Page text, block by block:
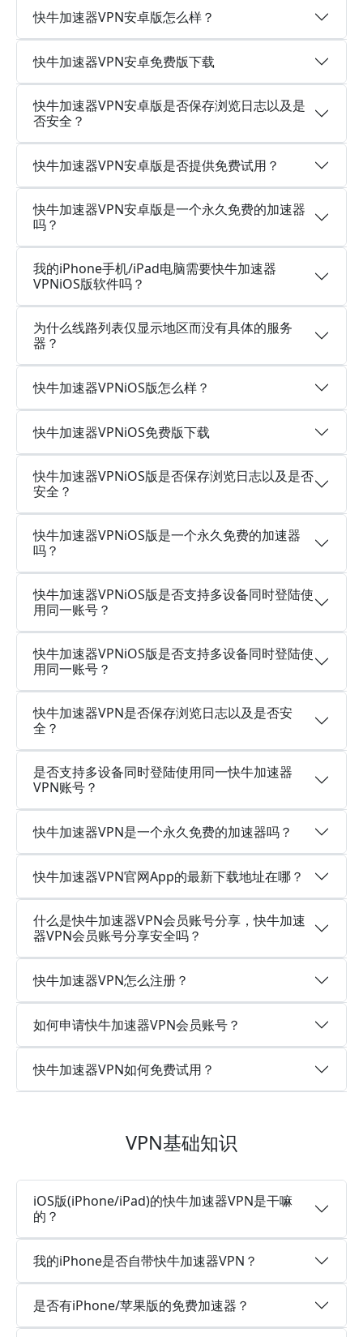
快牛加速器VPN安卓版怎么样？
快牛加速器VPN安卓免费版下载
快牛加速器VPN安卓版是否保存浏览日志以及是
否安全？
快牛加速器VPN安卓版是否提供免费试用？
快牛加速器VPN安卓版是一个永久免费的加速器
吗？
我的iPhone手机/iPad电脑需要快牛加速器
VPNiOS版软件吗？
为什么线路列表仅显示地区而没有具体的服务
器？
快牛加速器VPNiOS版怎么样？
快牛加速器VPNiOS免费版下载
快牛加速器VPNiOS版是否保存浏览日志以及是否
安全？
快牛加速器VPNiOS版是一个永久免费的加速器
吗？
快牛加速器VPNiOS版是否支持多设备同时登陆使
用同一账号？
快牛加速器VPNiOS版是否支持多设备同时登陆使
用同一账号？
快牛加速器VPN是否保存浏览日志以及是否安
全？
是否支持多设备同时登陆使用同一快牛加速器
VPN账号？
快牛加速器VPN是一个永久免费的加速器吗？
快牛加速器VPN官网App的最新下载地址在哪？
什么是快牛加速器VPN会员账号分享，快牛加速
器VPN会员账号分享安全吗？
快牛加速器VPN怎么注册？
如何申请快牛加速器VPN会员账号？
快牛加速器VPN如何免费试用？
VPN基础知识
iOS版(iPhone/iPad)的快牛加速器VPN是干嘛
的？
我的iPhone是否自带快牛加速器VPN？
是否有iPhone/苹果版的免费加速器？